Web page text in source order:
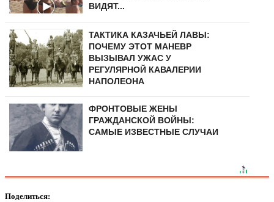
ВИДЯТ...
ТАКТИКА КАЗАЧЬЕЙ ЛАВЫ:
ПОЧЕМУ ЭТОТ МАНЕВР
ВЫЗЫВАЛ УЖАС У
РЕГУЛЯРНОЙ КАВАЛЕРИИ
НАПОЛЕОНА
ФРОНТОВЫЕ ЖЕНЫ
ГРАЖДАНСКОЙ ВОЙНЫ:
САМЫЕ ИЗВЕСТНЫЕ СЛУЧАИ
Поделиться: